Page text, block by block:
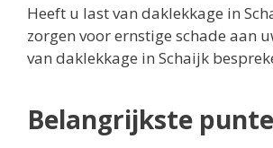
Heeft u last van daklekkage in
zorgen voor ernstige schade aan
van daklekkage in Schaijk
Belangrijkste